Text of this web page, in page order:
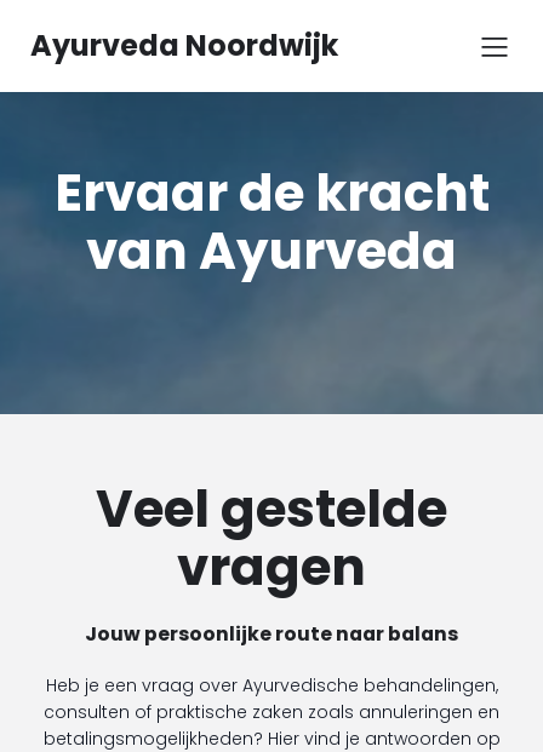
Ayurveda Noordwijk
Ervaar de kracht
van Ayurveda
Veel gestelde
vragen
Jouw persoonlijke route naar balans
Heb je een vraag over Ayurvedische behandelingen,
consulten of praktische zaken zoals annuleringen en
betalingsmogelijkheden? Hier vind je antwoorden op